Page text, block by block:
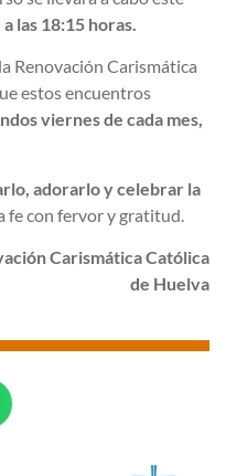
las 18:15 horas.
Renovación Carismática
estos encuentros
viernes de cada mes,
adorarlo y celebrar la
fe con fervor y gratitud.
Carismática Católica
de Huelva